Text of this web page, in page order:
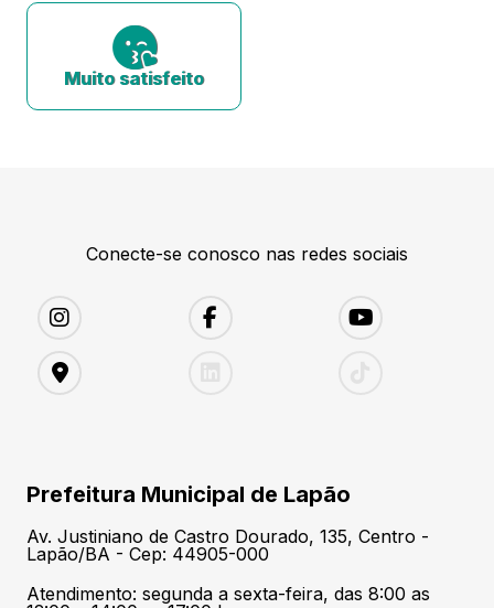
Muito satisfeito
Conecte-se conosco nas redes sociais
Prefeitura Municipal de Lapão
Av. Justiniano de Castro Dourado, 135, Centro -
Lapão/BA - Cep: 44905-000
Atendimento: segunda a sexta-feira, das 8:00 as